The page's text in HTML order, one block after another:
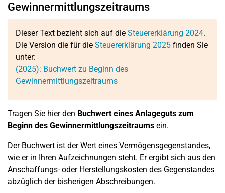
Gewinnermittlungszeitraums
Dieser Text bezieht sich auf die Steuererklärung 2024.
Die Version die für die Steuererklärung 2025 finden Sie
unter:
(2025): Buchwert zu Beginn des
Gewinnermittlungszeitraums
Tragen Sie hier den Buchwert eines Anlageguts zum
Beginn des Gewinnermittlungszeitraums ein.
Der Buchwert ist der Wert eines Vermögensgegenstandes,
wie er in Ihren Aufzeichnungen steht. Er ergibt sich aus den
Anschaffungs- oder Herstellungskosten des Gegenstandes
abzüglich der bisherigen Abschreibungen.